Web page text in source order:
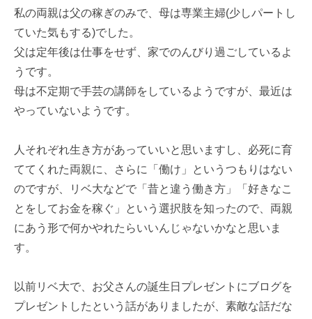
私の両親は父の稼ぎのみで、母は専業主婦(少しパートし
ていた気もする)でした。
父は定年後は仕事をせず、家でのんびり過ごしているよ
うです。
母は不定期で手芸の講師をしているようですが、最近は
やっていないようです。
人それぞれ生き方があっていいと思いますし、必死に育
ててくれた両親に、さらに「働け」というつもりはない
のですが、リベ大などで「昔と違う働き方」「好きなこ
とをしてお金を稼ぐ」という選択肢を知ったので、両親
にあう形で何かやれたらいいんじゃないかなと思いま
す。
以前リベ大で、お父さんの誕生日プレゼントにブログを
プレゼントしたという話がありましたが、素敵な話だな